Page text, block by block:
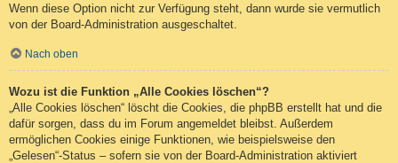
Wenn diese Option nicht zur Verfügung steht, dann wurde sie vermutlich
von der Board-Administration ausgeschaltet.
Nach oben
Wozu ist die Funktion „Alle Cookies löschen“?
„Alle Cookies löschen“ löscht die Cookies, die phpBB erstellt hat und die
dafür sorgen, dass du im Forum angemeldet bleibst. Außerdem
ermöglichen Cookies einige Funktionen, wie beispielsweise den
„Gelesen“-Status – sofern sie von der Board-Administration aktiviert